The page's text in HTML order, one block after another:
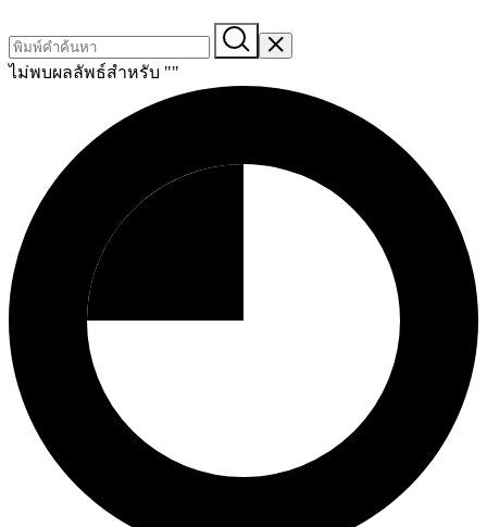
ไม่พบผลลัพธ์สำหรับ ""